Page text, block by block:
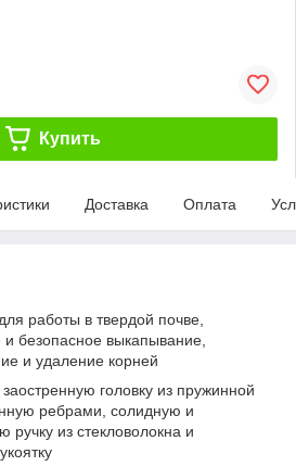
Купить
Доставка Оплата
работы в твердой почве,
и безопасное выкапывание,
и удаление корней
головку из пружинной
ребрами, солидную и
ручку из стекловолокна и